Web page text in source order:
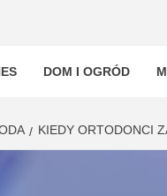
DOM I OGRÓD
KIEDY ORTODONCI